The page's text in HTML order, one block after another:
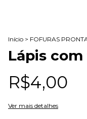
Início > FOFURAS
Lápis
R$4,00
Ver mais detalhes